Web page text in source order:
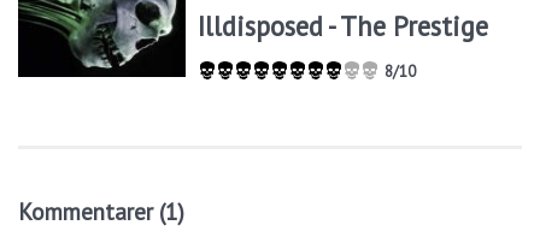
Illdisposed - The Prestige
8/10
Kommentarer (1)